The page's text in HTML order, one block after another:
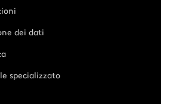
dei dati
specializzato